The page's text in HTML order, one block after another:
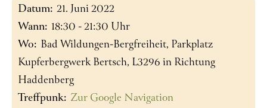
Datum: 21. Juni 2022
Wann: 18:30 - 21:30 Uhr
Wo: Bad Wildungen-Bergfreiheit, Parkplatz
Kupferbergwerk Bertsch, L3296 in Richtung
Haddenberg
Treffpunk: Zur Google Navigation